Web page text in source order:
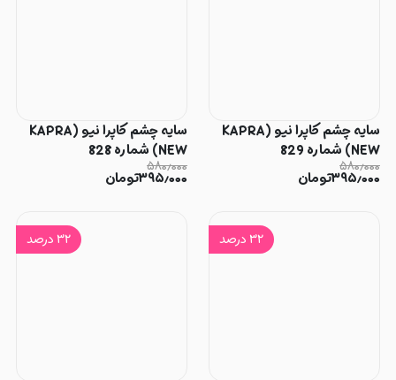
سایه چشم کاپرا نیو (KAPRA
NEW) شماره 829
۵۸۰٫۰۰۰
۳۹۵٫۰۰۰تومان
سایه چشم کاپرا نیو (KAPRA
NEW) شماره 828
۵۸۰٫۰۰۰
۳۹۵٫۰۰۰تومان
۳۲ درصد ۳۲ درصد